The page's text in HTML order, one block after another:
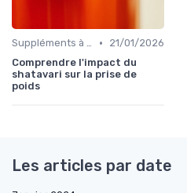
Suppléments à base de plantes •
21/01/2026
Comprendre l'impact du
shatavari sur la prise de
poids
Les articles par date